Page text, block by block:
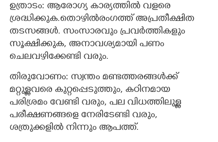
ഉത്രാടം: ആരോഗ്യ കാര്യത്തില്‍ വളരെ
ശ്രദ്ധിക്കുക.തൊഴില്‍രംഗത്ത്‌ അപ്രതീക്ഷിത
തടസങ്ങള്‍. സംസാരവും പ്രവര്‍ത്തികളും
സൂക്ഷിക്കുക, അനാവശ്യമായി പണം
ചെലവഴിക്കേണ്ടി വരും.
തിരുവോണം: സ്വന്തം മണ്ടത്തരങ്ങള്‍ക്ക്
മറ്റുള്ളവരെ കുറ്റപ്പെടുത്തും, കഠിനമായ
പരിശ്രമം വേണ്ടി വരും, പല വിധത്തിലുള്ള
പരീക്ഷണങ്ങളെ നേരിടേണ്ടി വരും,
ശത്രുക്കളില്‍ നിന്നും ആപത്ത്.